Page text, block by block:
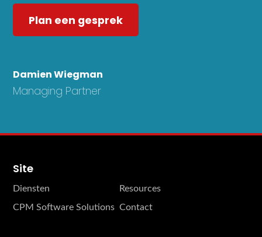
Plan een gesprek
Damien Wiegman
Managing Partner
Site
Diensten
Resources
CPM Software Solutions Contact